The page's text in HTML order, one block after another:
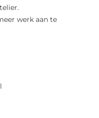
werk aan te